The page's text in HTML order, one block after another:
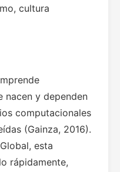
cultura
nacen y dependen
computacionales
(Gainza, 2016).
esta
rápidamente,